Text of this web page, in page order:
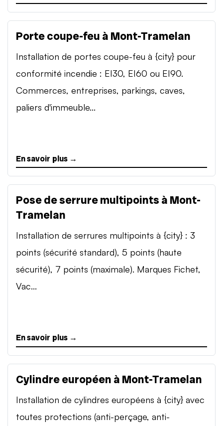
Porte coupe-feu à Mont-Tramelan
Installation de portes coupe-feu à {city} pour
conformité incendie : EI30, EI60 ou EI90.
Commerces, entreprises, parkings, caves,
paliers d'immeuble...
En savoir plus →
Pose de serrure multipoints à Mont-
Tramelan
Installation de serrures multipoints à {city} : 3
points (sécurité standard), 5 points (haute
sécurité), 7 points (maximale). Marques Fichet,
Vac...
En savoir plus →
Cylindre européen à Mont-Tramelan
Installation de cylindres européens à {city} avec
toutes protections (anti-perçage, anti-